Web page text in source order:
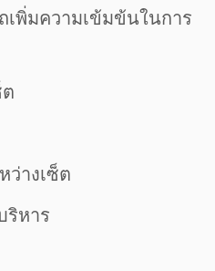
เพิ่มความเข้มข้นในการ
ว่างเซ็ต
ริหาร